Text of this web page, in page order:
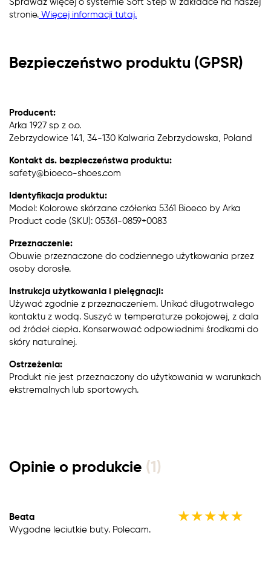
Sprawdź więcej o systemie Soft Step w zakładce na naszej
stronie. Więcej informacji tutaj.
Bezpieczeństwo produktu (GPSR)
Producent:
Arka 1927 sp z o.o.
Zebrzydowice 141, 34-130 Kalwaria Zebrzydowska, Poland
Kontakt ds. bezpieczeństwa produktu:
safety@bioeco-shoes.com
Identyfikacja produktu:
Model: Kolorowe skórzane czółenka 5361 Bioeco by Arka
Product code (SKU): 05361-0859+0083
Przeznaczenie:
Obuwie przeznaczone do codziennego użytkowania przez
osoby dorosłe.
Instrukcja użytkowania i pielęgnacji:
Używać zgodnie z przeznaczeniem. Unikać długotrwałego
kontaktu z wodą. Suszyć w temperaturze pokojowej, z dala
od źródeł ciepła. Konserwować odpowiednimi środkami do
skóry naturalnej.
Ostrzeżenia:
Produkt nie jest przeznaczony do użytkowania w warunkach
ekstremalnych lub sportowych.
Opinie o produkcie (1)
Beata ★★★★★
Wygodne leciutkie buty. Polecam.